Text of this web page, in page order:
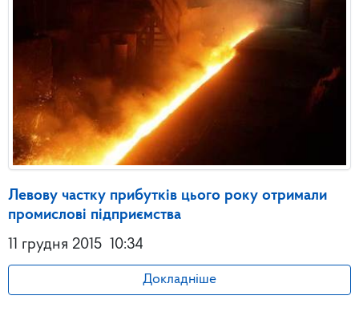
Левову частку прибутків цього року отримали
промислові підприємства
11 грудня 2015 10:34
Докладніше